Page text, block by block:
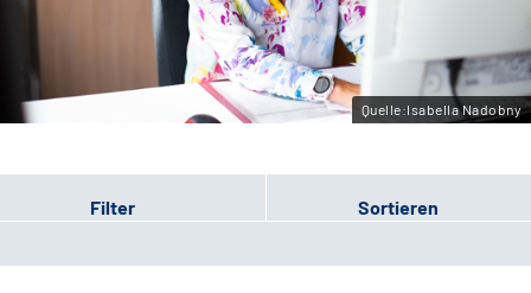
Gebärdensprache
Quelle:Isabella Nadobny
Filter Sortieren